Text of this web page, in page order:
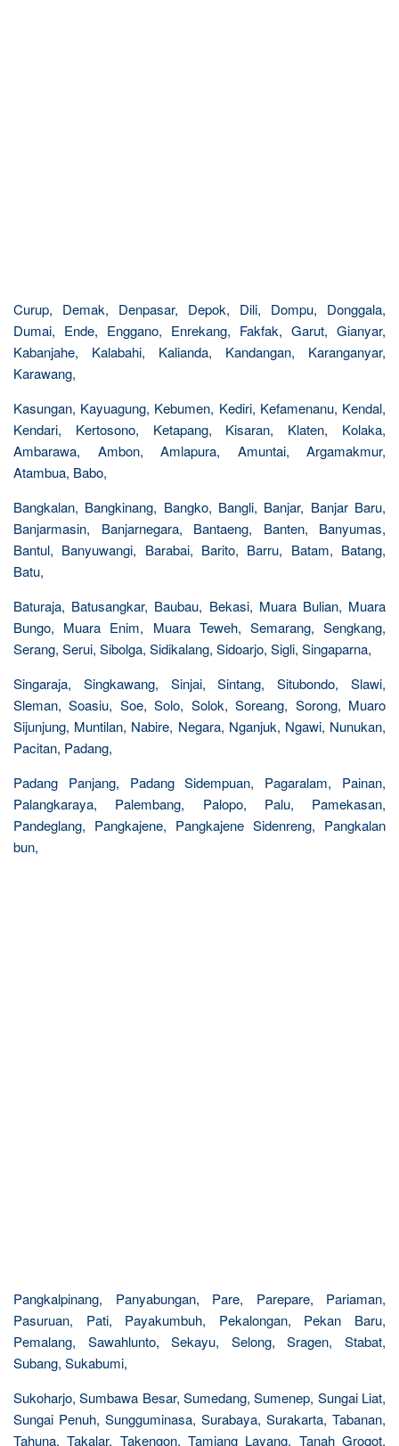
Curup, Demak, Denpasar, Depok, Dili, Dompu, Donggala,
Dumai, Ende, Enggano, Enrekang, Fakfak, Garut, Gianyar,
Kabanjahe, Kalabahi, Kalianda, Kandangan, Karanganyar,
Karawang,
Kasungan, Kayuagung, Kebumen, Kediri, Kefamenanu, Kendal,
Kendari, Kertosono, Ketapang, Kisaran, Klaten, Kolaka,
Ambarawa, Ambon, Amlapura, Amuntai, Argamakmur,
Atambua, Babo,
Bangkalan, Bangkinang, Bangko, Bangli, Banjar, Banjar Baru,
Banjarmasin, Banjarnegara, Bantaeng, Banten, Banyumas,
Bantul, Banyuwangi, Barabai, Barito, Barru, Batam, Batang,
Batu,
Baturaja, Batusangkar, Baubau, Bekasi, Muara Bulian, Muara
Bungo, Muara Enim, Muara Teweh, Semarang, Sengkang,
Serang, Serui, Sibolga, Sidikalang, Sidoarjo, Sigli, Singaparna,
Singaraja, Singkawang, Sinjai, Sintang, Situbondo, Slawi,
Sleman, Soasiu, Soe, Solo, Solok, Soreang, Sorong, Muaro
Sijunjung, Muntilan, Nabire, Negara, Nganjuk, Ngawi, Nunukan,
Pacitan, Padang,
Padang Panjang, Padang Sidempuan, Pagaralam, Painan,
Palangkaraya, Palembang, Palopo, Palu, Pamekasan,
Pandeglang, Pangkajene, Pangkajene Sidenreng, Pangkalan
bun,
Pangkalpinang, Panyabungan, Pare, Parepare, Pariaman,
Pasuruan, Pati, Payakumbuh, Pekalongan, Pekan Baru,
Pemalang, Sawahlunto, Sekayu, Selong, Sragen, Stabat,
Subang, Sukabumi,
Sukoharjo, Sumbawa Besar, Sumedang, Sumenep, Sungai Liat,
Sungai Penuh, Sungguminasa, Surabaya, Surakarta, Tabanan,
Tahuna, Takalar, Takengon, Tamiang Layang, Tanah Grogot,